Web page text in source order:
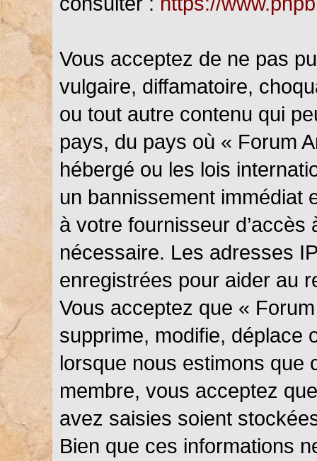
Vous acceptez de ne pas
vulgaire, diffamatoire,
ou tout autre contenu qui
pays, du pays où « Forum
hébergé ou les lois
un bannissement immédiat
à votre fournisseur
nécessaire. Les adresses
enregistrées pour aider au
Vous acceptez que «
supprime, modifie, déplace
lorsque nous estimons que
membre, vous acceptez
avez saisies soient
Bien que ces informations